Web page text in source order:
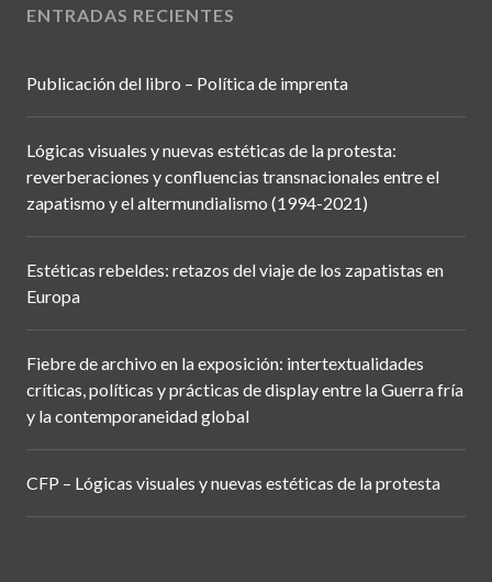
ENTRADAS RECIENTES
Publicación del libro – Política de imprenta
Lógicas visuales y nuevas estéticas de la protesta:
reverberaciones y confluencias transnacionales entre el
zapatismo y el altermundialismo (1994-2021)
Estéticas rebeldes: retazos del viaje de los zapatistas en
Europa
Fiebre de archivo en la exposición: intertextualidades
críticas, políticas y prácticas de display entre la Guerra fría
y la contemporaneidad global
CFP – Lógicas visuales y nuevas estéticas de la protesta